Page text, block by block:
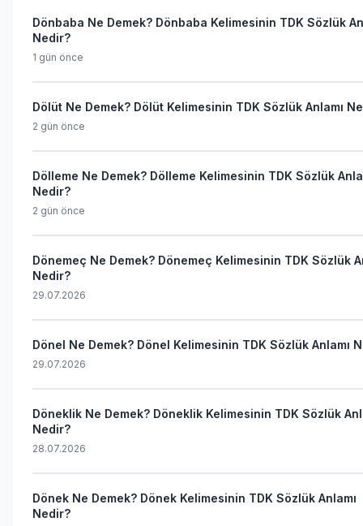
Dönbaba Ne Demek? Dönbaba Kelimesinin TDK Sözlük
Nedir?
1 gün önce
Dölüt Ne Demek? Dölüt Kelimesinin TDK Sözlük Anlamı
2 gün önce
Dölleme Ne Demek? Dölleme Kelimesinin TDK Sözlük
Nedir?
2 gün önce
Dönemeç Ne Demek? Dönemeç Kelimesinin TDK Sözlük
Nedir?
29.07.2026
Dönel Ne Demek? Dönel Kelimesinin TDK Sözlük Anlamı
29.07.2026
Döneklik Ne Demek? Döneklik Kelimesinin TDK Sözlük
Nedir?
28.07.2026
Dönek Ne Demek? Dönek Kelimesinin TDK Sözlük Anlamı
Nedir?